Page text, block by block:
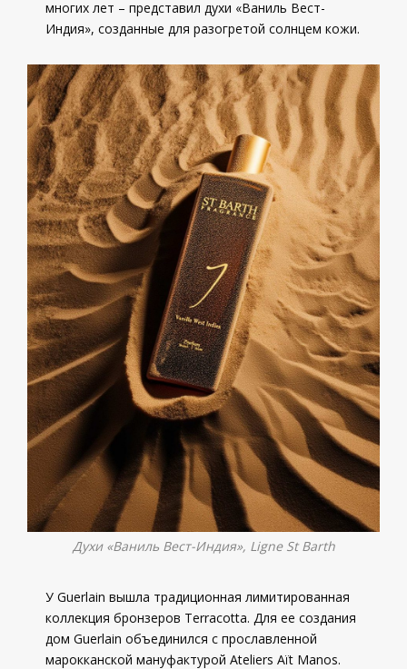
многих лет – представил духи «Ваниль Вест-
Индия», созданные для разогретой солнцем кожи.
Духи «Ваниль Вест-Индия», Ligne St Barth
У Guerlain вышла традиционная лимитированная
коллекция бронзеров Terracotta. Для ее создания
дом Guerlain объединился с прославленной
марокканской мануфактурой Ateliers Aït Manos.